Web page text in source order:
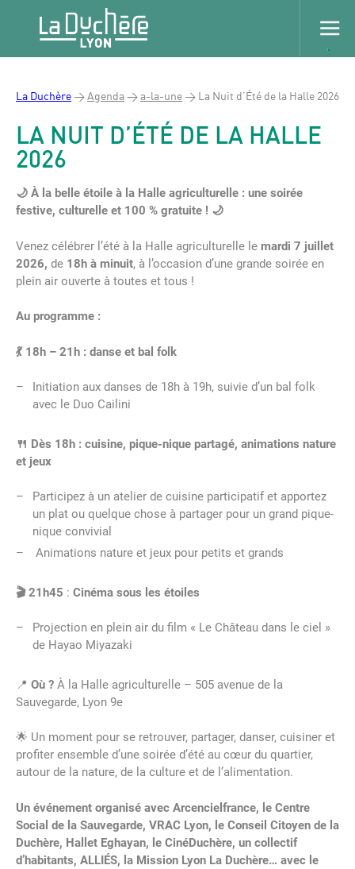
La Duchère>Agenda >a-la-une> La Nuit d’Été de la Halle 2026
LA NUIT D’ÉTÉ DE LA HALLE
2026
🌙 À la belle étoile à la Halle agriculturelle : une soirée
festive, culturelle et 100 % gratuite ! 🌙
Venez célébrer l’été à la Halle agriculturelle le mardi 7 juillet
2026, de 18h à minuit, à l’occasion d’une grande soirée en
plein air ouverte à toutes et tous !
Au programme :
💃 18h – 21h : danse et bal folk
Initiation aux danses de 18h à 19h, suivie d’un bal folk
avec le Duo Cailini
🍴 Dès 18h : cuisine, pique-nique partagé, animations nature
et jeux
Participez à un atelier de cuisine participatif et apportez
un plat ou quelque chose à partager pour un grand pique-
nique convivial
Animations nature et jeux pour petits et grands
🎬 21h45 : Cinéma sous les étoiles
Projection en plein air du film « Le Château dans le ciel »
de Hayao Miyazaki
📍 Où ? À la Halle agriculturelle – 505 avenue de la
Sauvegarde, Lyon 9e
🌟 Un moment pour se retrouver, partager, danser, cuisiner et
profiter ensemble d’une soirée d’été au cœur du quartier,
autour de la nature, de la culture et de l’alimentation.
Un événement organisé avec Arcencielfrance, le Centre
Social de la Sauvegarde, VRAC Lyon, le Conseil Citoyen de la
Duchère, Hallet Eghayan, le CinéDuchère, un collectif
d’habitants, ALLIÉS, la Mission Lyon La Duchère… avec le